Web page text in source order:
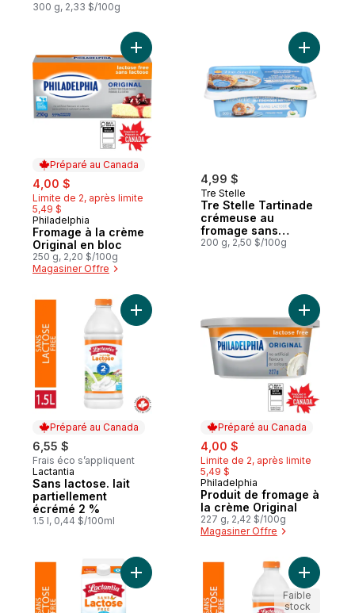
300 g, 2,33 $/100g
Préparé au Canada
sale:
4,00 $
Limite de 2, après limite
5,49 $
Préparé au Canada
Philadelphia
Fromage à la crème
Original en bloc
250 g, 2,20 $/100g
Magasiner Offre
Ajouter Fromage à la crème Original en
4,99 $
Tre Stelle
Tre Stelle Tartinade
crémeuse au
fromage sans
lactose
200 g, 2,50 $/100g
Ajouter
Préparé au Canada
6,55 $
Frais éco s’appliquent
Préparé au Canada
Lactantia
Sans lactose. lait
partiellement
écrémé 2 %
1.5 l, 0,44 $/100ml
Ajouter Sans lactose. lait partiellement
Préparé au Canada
sale:
4,00 $
Limite de 2, après limite
5,49 $
Préparé au Canada
Philadelphia
Produit de fromage à
la crème Original
227 g, 2,42 $/100g
Magasiner Offre
Ajouter
Ajouter Sans lactose. lait écrémé 0 % au
Ajouter
Faible
stock